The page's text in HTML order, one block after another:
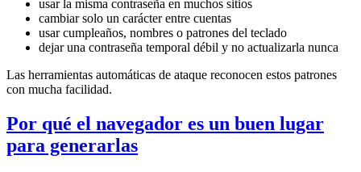
usar la misma contraseña en muchos sitios
cambiar solo un carácter entre cuentas
usar cumpleaños, nombres o patrones del teclado
dejar una contraseña temporal débil y no actualizarla nunca
Las herramientas automáticas de ataque reconocen estos patrones
con mucha facilidad.
Por qué el navegador es un buen lugar
para generarlas